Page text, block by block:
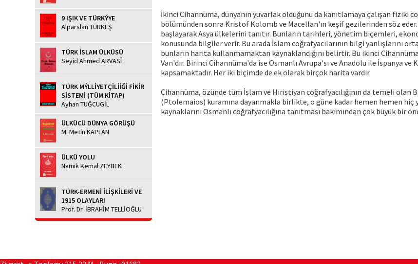
9 IŞIK VE TÜRKÝYE
Alparslan TÜRKEŞ
TÜRK İSLAM ÜLKÜSÜ
Seyid Ahmed ARVASÎ
TÜRK MÝLLİYETÇİLİİĞİ FİKİR
SİSTEMİ (TÜM KİTAP)
Ayhan TUĞCUGİL
ÜLKÜCÜ DÜNYA GÖRÜŞÜ
M. Metin KAPLAN
ÜLKÜ YOLU
Namık Kemal ZEYBEK
TÜRK-ERMENİ İLİŞKİLERİ VE
1915 OLAYLARI
Prof. Dr. İBRAHİM TELLİOĞLU
İkinci Cihannüma, dünyanın yuvarlak olduğunu da kanıtlamaya çalışan fiziki
bölümünden sonra Kristof Kolomb ve Macellan'ın keşif gezilerinden söz eder.
başlayarak Asya ülkelerini tanıtır. Bunların tarihleri, yönetim biçemleri,
konusunda bilgiler verir. Bu arada İslam coğrafyacılarının bilgi yanlışlarını
bunların harita kullanmamaktan kaynaklandığını belirtir. Bu ikinci
Van'dır. Birinci Cihannüma'da ise Osmanlı Avrupa'sı ve Anadolu ile İspanya ve
kapsamaktadır. Her iki biçimde de ek olarak birçok harita vardır.
Cihannüma, özünde tüm İslam ve Hıristiyan coğrafyacılığının da temeli olan
(Ptolemaios) kuramına dayanmakla birlikte, o güne kadar hemen hemen hiç
kaynaklarını Osmanlı coğrafyacılığına tanıtması bakımından çok büyük bir